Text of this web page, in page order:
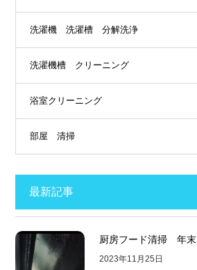
洗濯機 洗濯槽 分解洗浄
洗濯機槽 クリーニング
浴室クリーニング
部屋 清掃
最新記事
厨房フード清掃 年末
2023年11月25日